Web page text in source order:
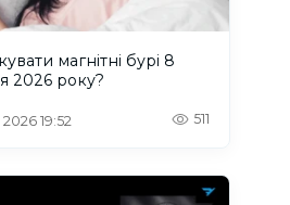
магнітні бурі 8
2026 року?
19:52 511